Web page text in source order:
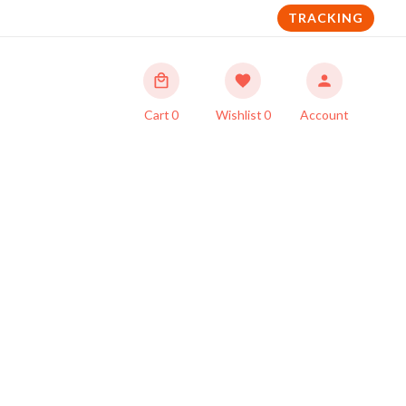
TRACKING
Cart0 Wishlist0 Account